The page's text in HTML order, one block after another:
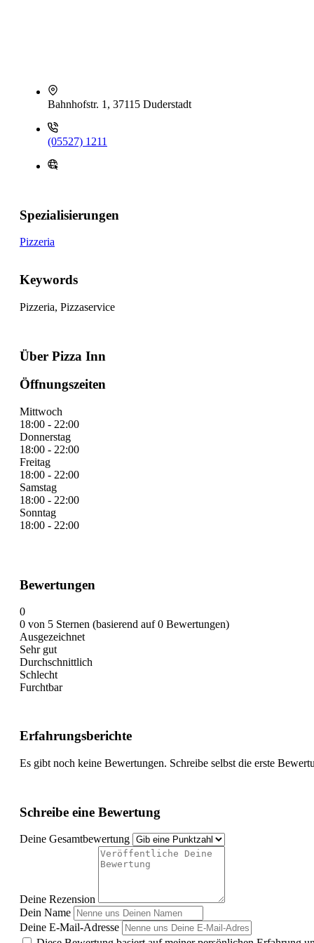
Bahnhofstr. 1, 37115 Duderstadt
(05527) 1211
Spezialisierungen
Pizzeria
Keywords
Pizzeria, Pizzaservice
Über Pizza Inn
Öffnungszeiten
Mittwoch
18:00 - 22:00
Donnerstag
18:00 - 22:00
Freitag
18:00 - 22:00
Samstag
18:00 - 22:00
Sonntag
18:00 - 22:00
Bewertungen
0
0 von 5 Sternen (basierend auf 0 Bewertungen)
Ausgezeichnet
Sehr gut
Durchschnittlich
Schlecht
Furchtbar
Erfahrungsberichte
Es gibt noch keine Bewertungen. Schreibe selbst die erste
Schreibe eine Bewertung
Deine Gesamtbewertung
Deine Rezension
Dein Name
Deine E-Mail-Adresse